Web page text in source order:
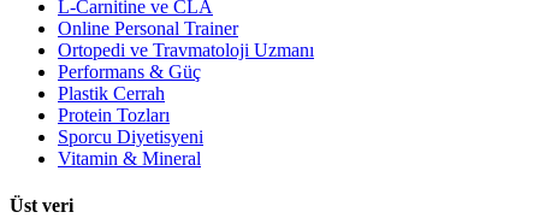
L-Carnitine ve CLA
Online Personal Trainer
Ortopedi ve Travmatoloji Uzmanı
Performans & Güç
Plastik Cerrah
Protein Tozları
Sporcu Diyetisyeni
Vitamin & Mineral
Üst veri